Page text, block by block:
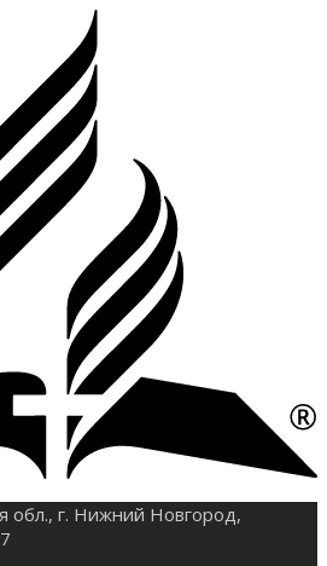
обл., г. Нижний Новгород,